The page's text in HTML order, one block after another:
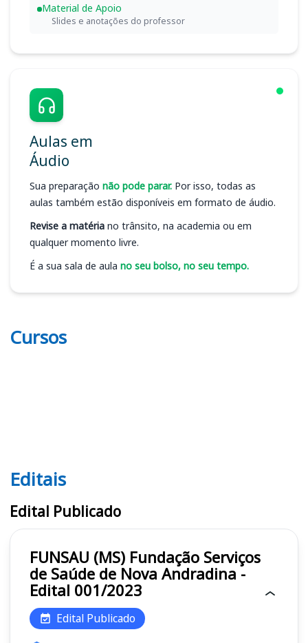
Material de Apoio
Slides e anotações do professor
Aulas em
Áudio
Sua preparação não pode parar. Por isso, todas as
aulas também estão disponíveis em formato de áudio.
Revise a matéria no trânsito, na academia ou em
qualquer momento livre.
É a sua sala de aula no seu bolso, no seu tempo.
Cursos
Editais FUNSAU (MS)
Editais
Edital Publicado
FUNSAU (MS) Fundação Serviços
de Saúde de Nova Andradina -
Edital 001/2023
Edital Publicado